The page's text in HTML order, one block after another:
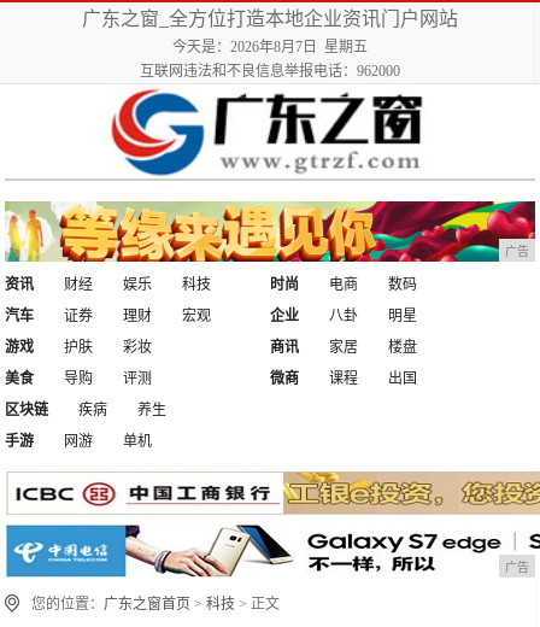
广东之窗_全方位打造本地企业资讯门户网站
今天是：2026年8月7日 星期五
互联网违法和不良信息举报电话：962000
广告
资讯 财经 娱乐
科技
汽车
证券 理财 宏观
时尚 电商
数码
企业
八卦
明星
游戏
护肤
彩妆
美食
导购 评测
商讯 家居
楼盘
微商
课程
出国
区块链
疾病
养生
手游
网游 单机
广告
您的位置： 广东之窗首页 >科技 > 正文